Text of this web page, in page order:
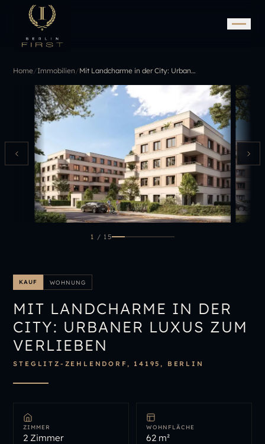
IMMOBILIE BEWERTEN
Home/Immobilien/ Mit Landcharme in der City: Urbaner Luxus zum Verlieben
1 / 15
KAUF WOHNUNG
MIT LANDCHARME IN DER
CITY: URBANER LUXUS ZUM
VERLIEBEN
STEGLITZ-ZEHLENDORF, 14195, BERLIN
ZIMMER
2 Zimmer
WOHNFLÄCHE
62 m²